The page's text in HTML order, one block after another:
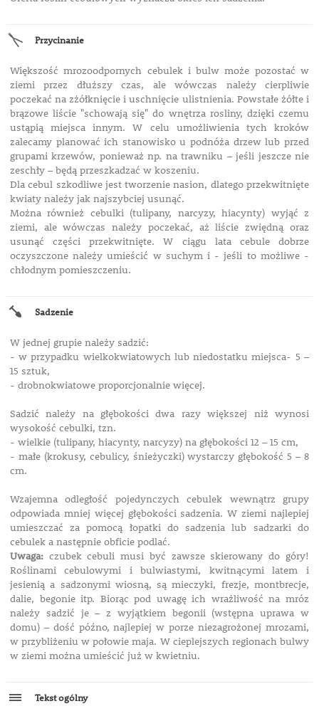
Przycinanie
Większość mrozoodpornych cebulek i bulw może pozostać w
ziemi przez dłuższy czas, ale wówczas należy cierpliwie
poczekać na zżółknięcie i uschnięcie ulistnienia. Powstałe żółte i
brązowe liście "schowają się" do wnętrza rosliny, dzięki czemu
ustąpią miejsca innym. W celu umożliwienia tych kroków
zalecamy planować ich stanowisko u podnóża drzew lub przed
grupami krzewów, ponieważ np. na trawniku – jeśli jeszcze nie
zeschły – będą przeszkadzać w koszeniu.
Dla cebul szkodliwe jest tworzenie nasion, dlatego przekwitnięte
kwiaty należy jak najszybciej usunąć.
Można również cebulki (tulipany, narcyzy, hiacynty) wyjąć z
ziemi, ale wówczas należy poczekać, aż liście zwiędną oraz
usunąć części przekwitnięte. W ciągu lata cebule dobrze
oczyszczonenależy umieścić w suchym i - jeśli to możliwe -
chłodnym pomieszczeniu.
Sadzenie
W jednej grupie należy sadzić:
- w przypadku wielkokwiatowych lub niedostatku miejsca- 5 –
15 sztuk,
- drobnokwiatowe proporcjonalnie więcej.
Sadzić należy na głębokości dwa razy większej niż wynosi
wysokość cebulki, tzn.
- wielkie (tulipany, hiacynty, narcyzy) na głębokości 12 – 15 cm,
- małe (krokusy, cebulicy, śnieżyczki) wystarczy głębokość 5 – 8
cm.
Wzajemna odległość pojedynczych cebulek wewnątrz grupy
odpowiada mniej więcej głębokości sadzenia. W ziemi najlepiej
umieszczać za pomocą łopatki do sadzenia lub sadzarki do
cebulek a następnie obficie podlać.
Uwaga:czubek cebuli musi być zawsze skierowany do góry!
Roślinami cebulowymi i bulwiastymi, kwitnącymi latem i
jesienią a sadzonymi wiosną, są mieczyki, frezje, montbrecje,
dalie, begonie itp. Biorąc pod uwagę ich wrażliwość na mróz
należy sadzić je – z wyjątkiem begonii (wstępna uprawa w
domu) – dość późno, najlepiej w porze niezagrożonej mrozami,
w przybliżeniu w połowie maja. W cieplejszych regionach bulwy
w ziemi można umieścić już w kwietniu.
Tekst ogólny